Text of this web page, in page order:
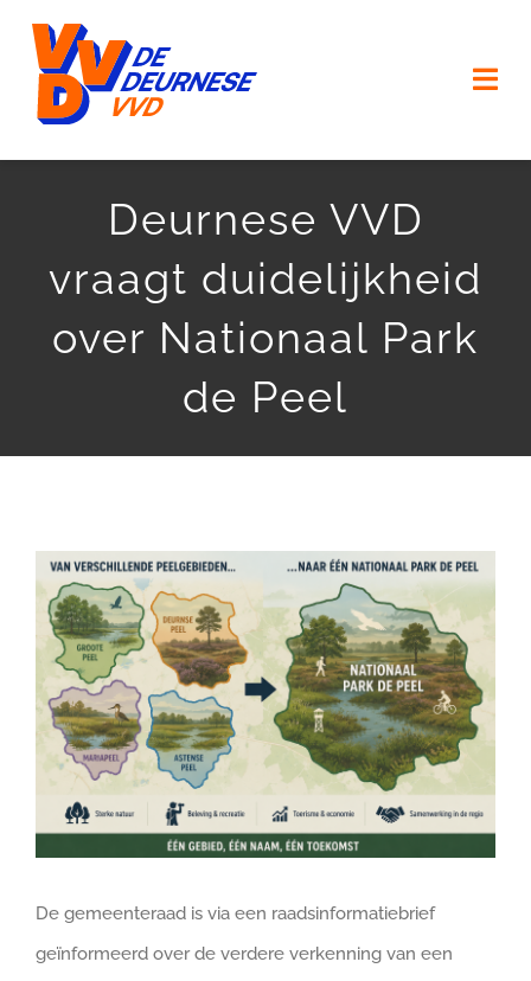
inhoud
ONZE (KERK) DORPEN
DOE MEE
Deurnese VVD
vraagt duidelijkheid
over Nationaal Park
de Peel
Bekijk
grotere
afbeelding
De gemeenteraad is via een raadsinformatiebrief
geïnformeerd over de verdere verkenning van een